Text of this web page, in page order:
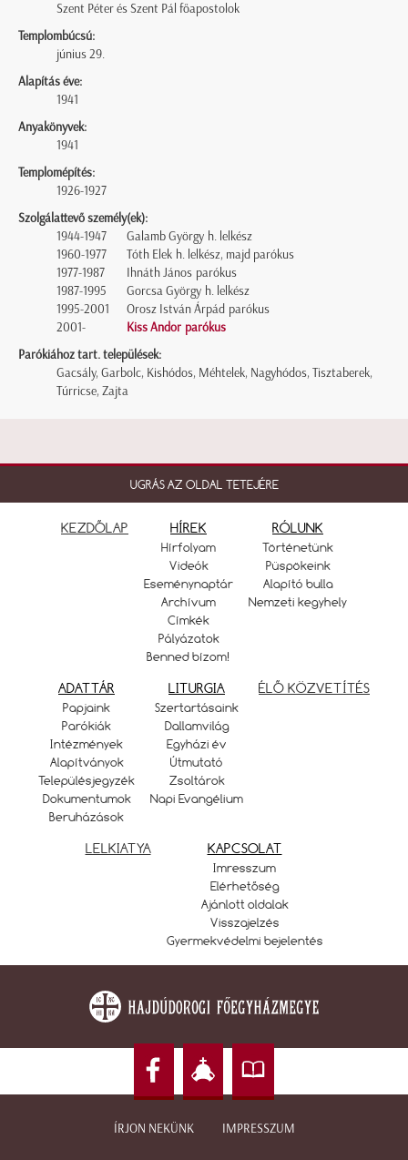
Szent Péter és Szent Pál főapostolok
Templombúcsú:
június 29.
Alapítás éve:
1941
Anyakönyvek:
1941
Templomépítés:
1926-1927
Szolgálattevő személy(ek):
1944-1947
Galamb György h. lelkész
1960-1977
Tóth Elek h. lelkész, majd parókus
1977-1987
Ihnáth János parókus
1987-1995
Gorcsa György h. lelkész
1995-2001
Orosz István Árpád parókus
2001-
Kiss Andor parókus
Parókiához tart. települések:
Gacsály, Garbolc, Kishódos, Méhtelek, Nagyhódos, Tisztaberek,
Túrricse, Zajta
UGRÁS AZ OLDAL TETEJÉRE
KEZDŐLAP HÍREK
Hírfolyam
Videók
Eseménynaptár
Archívum
Címkék
Pályázatok
Benned bízom!
RÓLUNK
Történetünk
Püspökeink
Alapító bulla
Nemzeti kegyhely
ADATTÁR
Papjaink
Parókiák
Intézmények
Alapítványok
Településjegyzék
Dokumentumok
Beruházások
LITURGIA
Szertartásaink
Dallamvilág
Egyházi év
Útmutató
Zsoltárok
Napi Evangélium
ÉLŐ KÖZVETÍTÉS
LELKIATYA KAPCSOLAT
Imresszum
Elérhetőség
Ajánlott oldalak
Visszajelzés
Gyermekvédelmi bejelentés
ÍRJON NEKÜNK IMPRESSZUM